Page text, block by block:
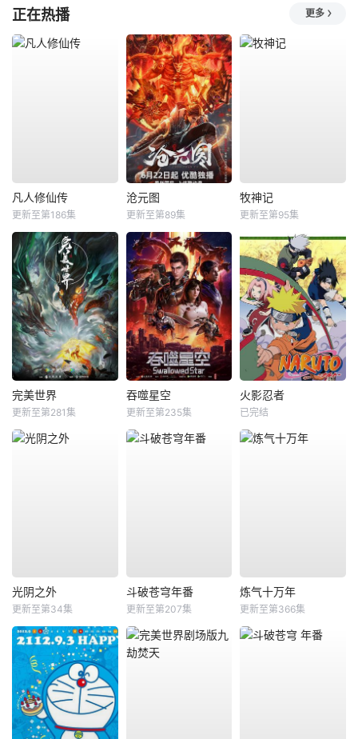
正在热播 更多
凡人修仙传
更新至第186集
沧元图
更新至第89集
牧神记
更新至第95集
完美世界
更新至第281集
吞噬星空
更新至第235集
火影忍者
已完结
光阴之外
更新至第34集
斗破苍穹年番
更新至第207集
炼气十万年
更新至第366集